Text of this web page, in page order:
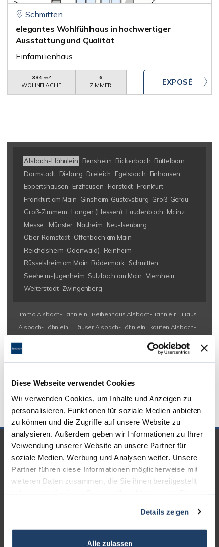
Diese Webseite verwendet Cookies
Wir verwenden Cookies, um Inhalte und Anzeigen zu
personalisieren, Funktionen für soziale Medien anbieten
zu können und die Zugriffe auf unsere Website zu
analysieren. Außerdem geben wir Informationen zu Ihrer
Verwendung unserer Website an unsere Partner für
soziale Medien, Werbung und Analysen weiter. Unsere
Partner führen diese Informationen möglicherweise mit
weiteren Daten zusammen, die Sie ihnen bereitgestellt
Details zeigen
Alle zulassen
Schmitten
elegantes Wohlfühlhaus in hochwertiger
Ausstattung und Qualität
Einfamilienhaus
334 m²
WOHNFLÄCHE
6
ZIMMER
Alsbach-Hähnlein Bensheim Bickenbach
Büttelborn
Darmstadt Dieburg Dreieich Egelsbach
Einhausen
Eppertshausen
Erzhausen Florstadt Frankfurt
Frankfurt am Main Ginsheim-Gustavsburg Groß-Gerau
Groß-Zimmern
Langen (Hessen) Laudenbach Mainz
Messel
Münster Nauheim
Neu-Isenburg
Ober-Ramstadt Offenbach am Main
Reichelsheim (Odenwald)
Reinheim
Rüsselsheim am Main
Rödermark
Schmitten
Seeheim-Jugenheim Sulzbach am Main Viernheim
Weiterstadt Zwingenberg
Immo Alsbach-Hähnlein Reihenhaus Alsbach-Hähnlein
Haus
Alsbach-Hähnlein
Häuser Alsbach-Hähnlein
kaufen Alsbach-
Hähnlein
Immobilienkauf Alsbach-
UNSERE PARTNER &
AUSZEICHNUNGEN